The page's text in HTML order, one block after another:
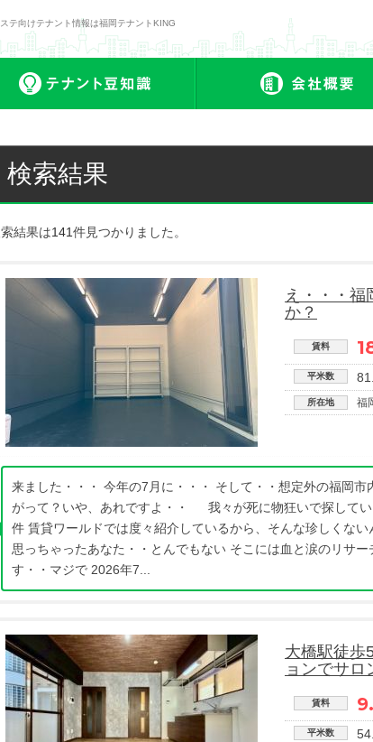
テ向けテナント情報は福岡テナントKING
検索結果
結果は141件見つかりました。
え・・・福
か？
賃料
平米数
所在地 福
来ました・・・ 今年の7月に・・・ そして・・想定外の福岡市
がって？いや、あれですよ・・ 我々が死に物狂いで探してい
件 賃貸ワールドでは度々紹介しているから、そんな珍しくない
思っちゃったあなた・・とんでもない そこには血と涙のリサー
す・・マジで 2026年7...
大橋駅徒
ョンでサロ
賃料
平米数